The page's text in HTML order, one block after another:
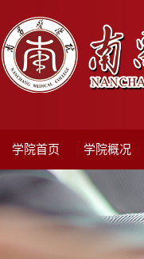
学院首页 学院概况